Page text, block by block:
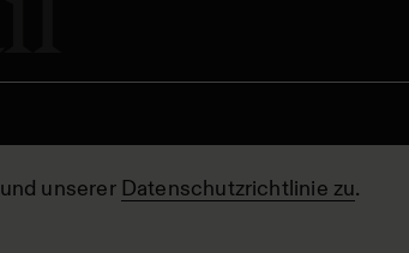
und unserer Datenschutzrichtlinie zu.